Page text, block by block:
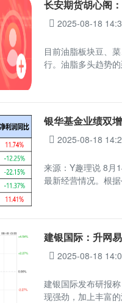
长安期货胡心阁
2025-08-18
目前油脂板块豆、
行。油脂多头趋势
银华基金业绩双
2025-08-18
来源：Y趣理说 8月
最新经营情况。根
建银国际：升网
2025-08-18
建银国际发布研报
现强劲，加上丰富